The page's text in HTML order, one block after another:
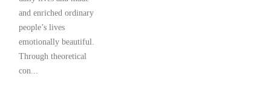
and enriched ordinary
people’s lives
emotionally beautiful.
Through theoretical
con...